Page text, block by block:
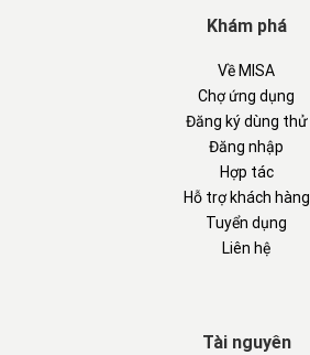
Khám phá
Về MISA
Chợ ứng dụng
Đăng ký dùng thử
Đăng nhập
Hợp tác
Hỗ trợ khách hàng
Tuyển dụng
Liên hệ
Tài nguyên